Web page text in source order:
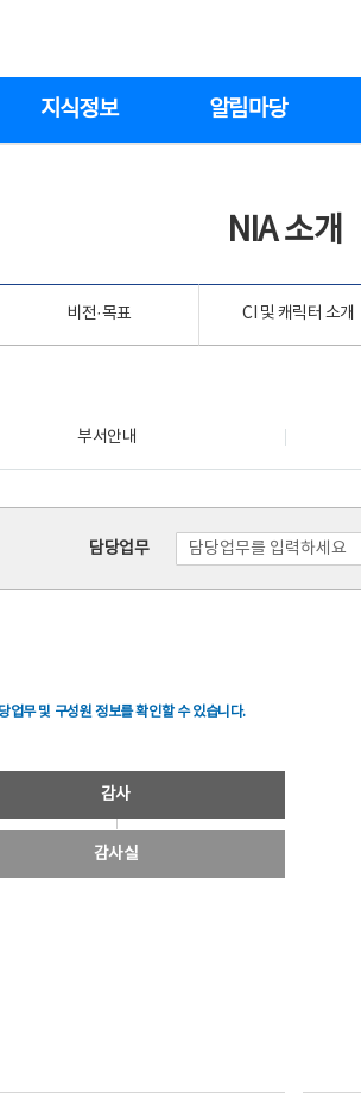
지식정보 알림마당
NIA 소개
비전·목표 CI 및 캐릭터 소개
부서안내
담당업무
업무 및 구성원 정보를 확인할 수 있습니다.
감사
감사실